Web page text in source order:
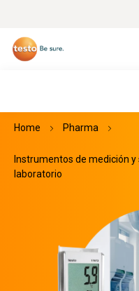
Home Pharma
Instrumentos de medición
laboratorio